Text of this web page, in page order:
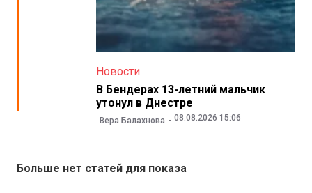
Новости
В Бендерах 13-летний мальчик
утонул в Днестре
Вера Балахнова 08.08.2026 15:06
Больше нет статей для показа